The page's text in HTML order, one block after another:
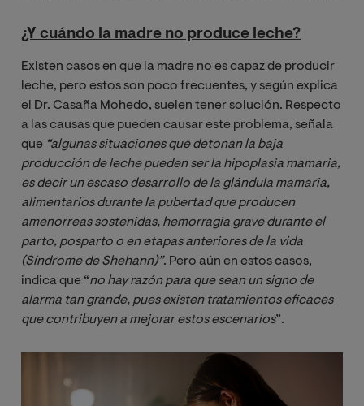
¿Y cuándo la madre no produce leche?
Existen casos en que la madre no es capaz de producir
leche, pero estos son poco frecuentes, y según explica
el Dr. Casaña Mohedo, suelen tener solución. Respecto
a las causas que pueden causar este problema, señala
que “algunas situaciones que detonan la baja
producción de leche pueden ser la hipoplasia mamaria,
es decir un escaso desarrollo de la glándula mamaria,
alimentarios durante la pubertad que producen
amenorreas sostenidas, hemorragia grave durante el
parto, posparto o en etapas anteriores de la vida
(Síndrome de Shehann)”. Pero aún en estos casos,
indica que “no hay razón para que sean un signo de
alarma tan grande, pues existen tratamientos eficaces
que contribuyen a mejorar estos escenarios”.
Imagen